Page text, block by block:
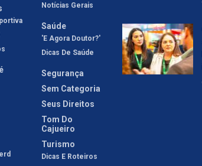
Notícias Gerais
Saúde
'E Agora Doutor?'
Dicas De Saúde
Segurança
Sem Categoria
Seus Direitos
Tom Do
Cajueiro
Turismo
Dicas E Roteiros